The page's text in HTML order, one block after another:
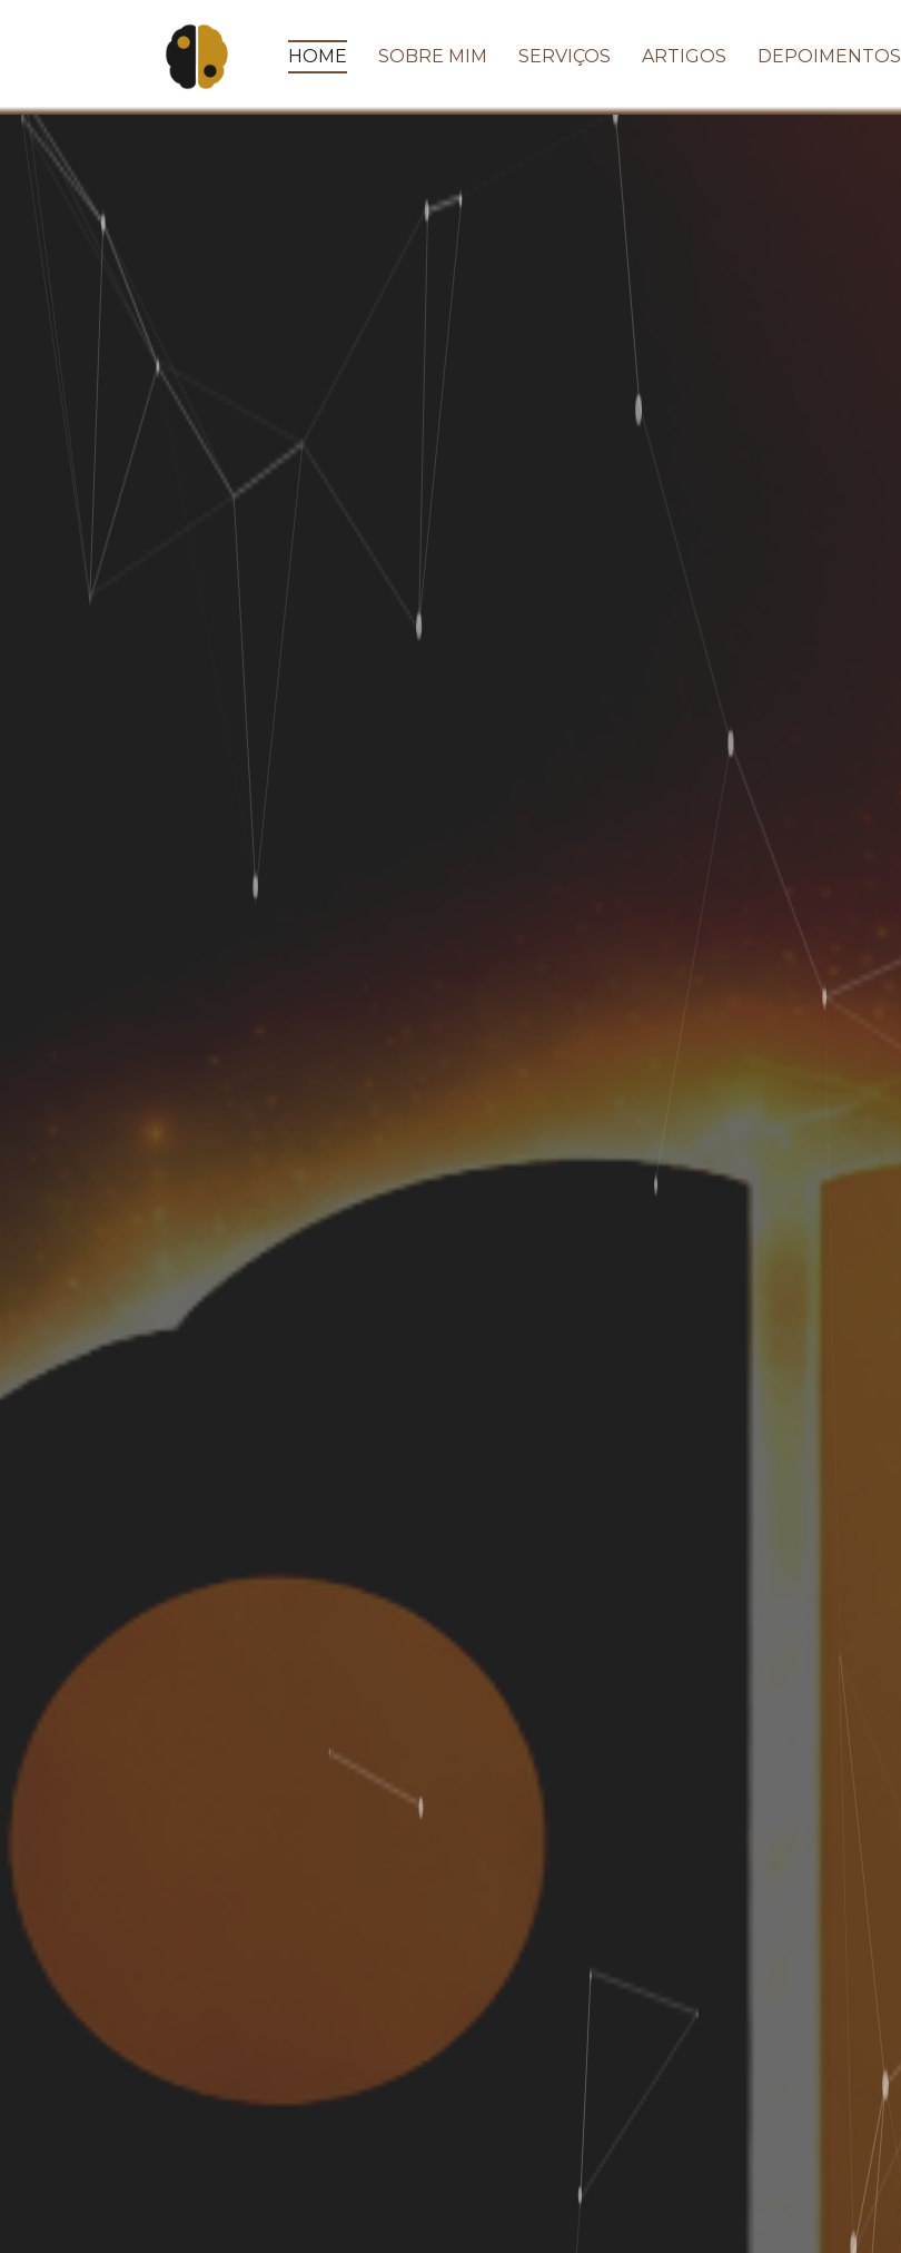
HOME SOBRE MIM SERVIÇOS ARTIGOS DEPOIMENTOS